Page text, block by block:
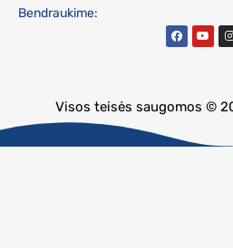
Bendraukime:
Visos teisės saugomos ©